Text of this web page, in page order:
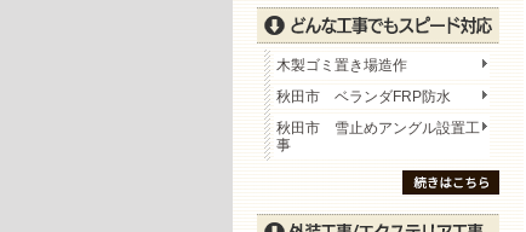
木製ゴミ置き場造作
秋田市 ベランダFRP防水
秋田市 雪止めアングル設置工
事